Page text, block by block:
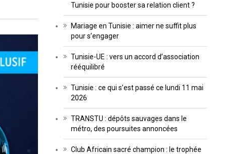
Tunisie pour booster sa relation client ?
Mariage en Tunisie : aimer ne suffit plus
pour s’engager
Tunisie-UE : vers un accord d’association
rééquilibré
Tunisie : ce qui s’est passé ce lundi 11 mai
2026
TRANSTU : dépôts sauvages dans le
métro, des poursuites annoncées
Club Africain sacré champion : le trophée